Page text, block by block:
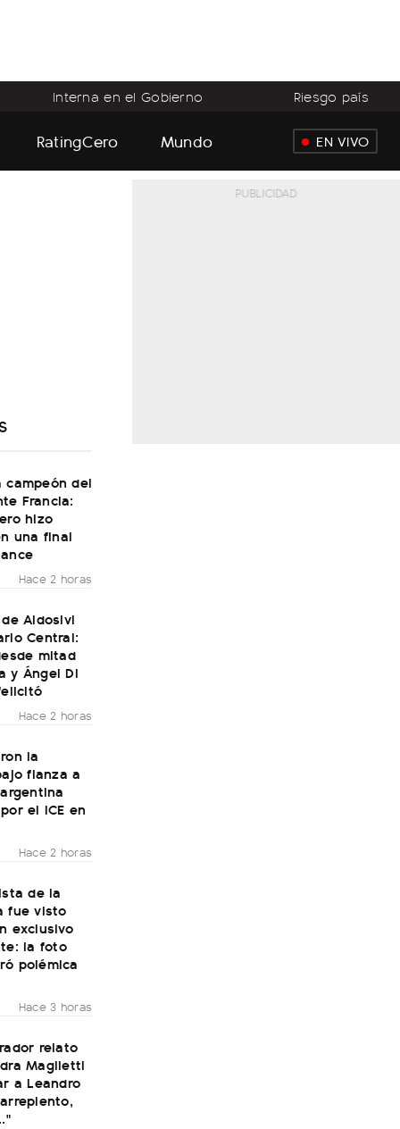
Interna en el Gobierno Riesgo país
RatingCero Mundo EN VIVO
campeón del
Francia:
hizo
una final
Hace 2 horas
Aldosivi
Central:
mitad
y Ángel Di
Hace 2 horas
la
fianza a
el ICE en
Hace 2 horas
de la
fue visto
exclusivo
la foto
polémica
Hace 3 horas
relato
Maglietti
a Leandro